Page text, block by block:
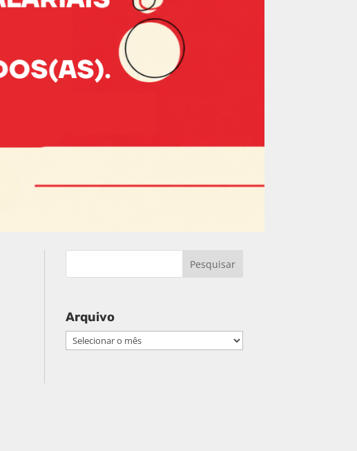
Arquivo
Arquivo